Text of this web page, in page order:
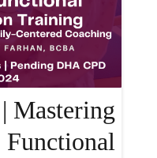
Mastering
Functional